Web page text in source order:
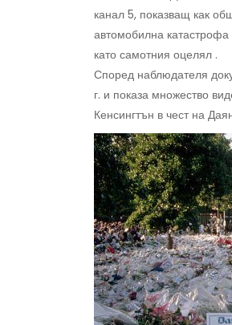
канал 5, показващ как
автомобилна
като самотния оцелял .
Според наблюдателя
г. и показа множество
Кенсингтън в чест на